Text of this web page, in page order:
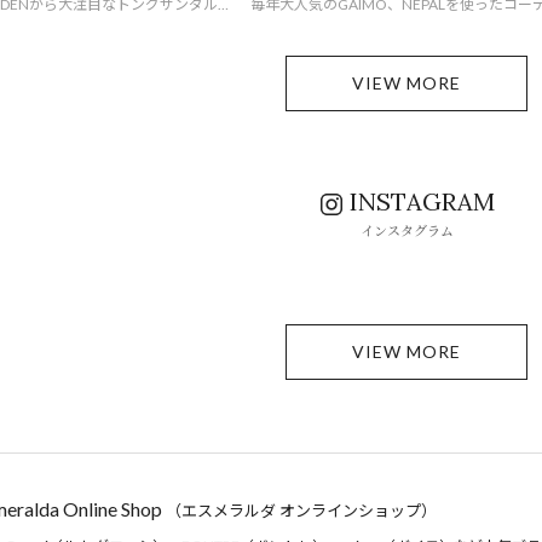
STEVE MADDENから大注目なトングサンダルが登場！クリアが春夏らしく、涼し気な印象に。デニムのセットアップとスタイリングしても抜け感ある印象になるので、おすすめ◎
VIEW MORE
INSTAGRAM
インスタグラム
VIEW MORE
Online Shop （エスメラルダ オンラインショップ）